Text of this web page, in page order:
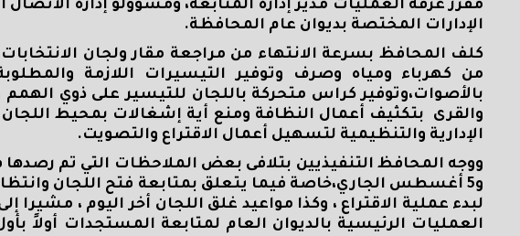
مقرر غرفة العمليات مدير إدارة المتابعة، ومسؤولو إدارة
الإدارات المختصة بديوان عام المحافظة.
كلف المحافظ بسرعة الانتهاء من مراجعة مقار ولجان
من كهرباء ومياه وصرف وتوفير التيسيرات اللازمة
بالأصوات،وتوفير كراس متحركة باللجان للتيسير على ذوي
والقرى بتكثيف أعمال النظافة ومنع أية إشغالات بمحيط اللجان
الإدارية والتنظيمية لتسهيل أعمال الاقتراع والتصويت.
و5 أغسطس الجاري،خاصة فيما يتعلق بمتابعة فتح اللجان
لبدء عملية الاقتراع ، وكذا مواعيد غلق اللجان أخر اليوم ، مشيرا
العمليات الرئيسية بالديوان العام لمتابعة المستجدات أولاً